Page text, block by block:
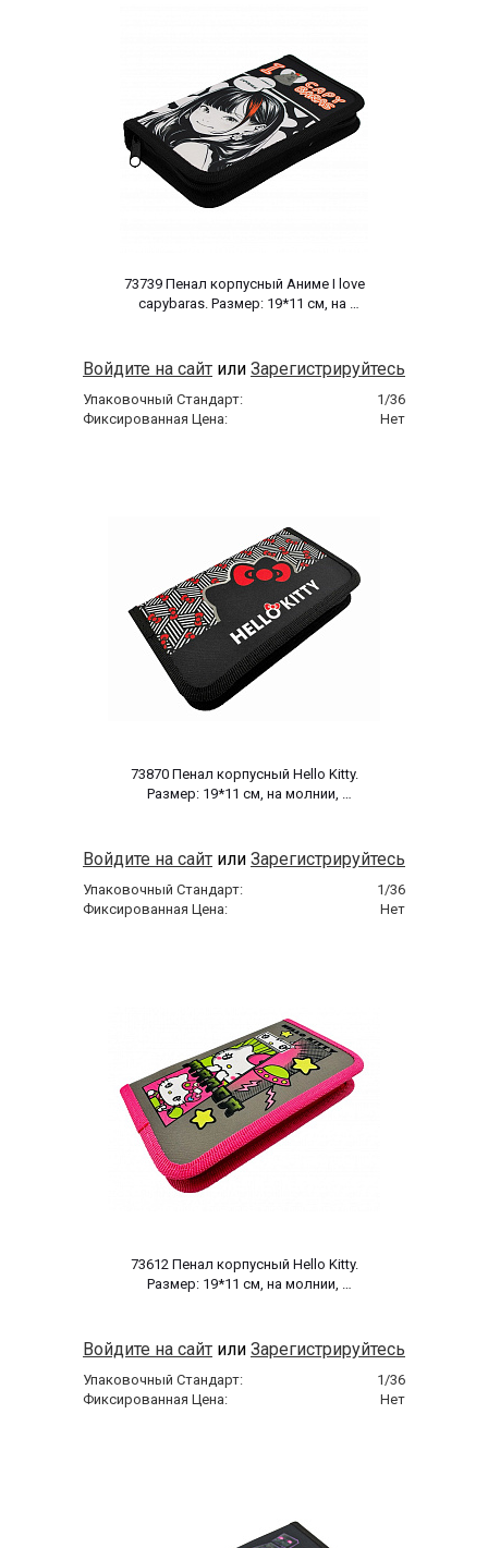
73739 Пенал корпусный Аниме I love
capybaras. Размер: 19*11 см, на
Войдите на сайт или Зарегистрируйтесь
Упаковочный Стандарт:
1/36
Фиксированная Цена:
Нет
73870 Пенал корпусный Hello Kitty.
Размер: 19*11 см, на молнии,
Войдите на сайт или Зарегистрируйтесь
Упаковочный Стандарт:
1/36
Фиксированная Цена:
Нет
73612 Пенал корпусный Hello Kitty.
Размер: 19*11 см, на молнии,
Войдите на сайт или Зарегистрируйтесь
Упаковочный Стандарт:
1/36
Фиксированная Цена:
Нет